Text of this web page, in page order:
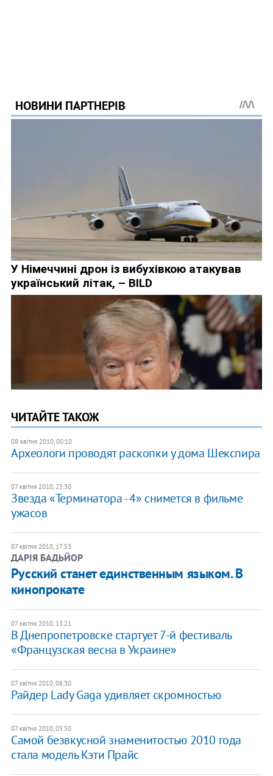
ЧИТАЙТЕ ТАКОЖ
08 квітня 2010, 00:10
Археологи проводят раскопки у дома Шекспира
07 квітня 2010, 23:30
Звезда «Терминатора - 4» снимется в фильме
ужасов
07 квітня 2010, 17:53
ДАРІЯ БАДЬЙОР
Русский станет единственным языком. В
кинопрокате
07 квітня 2010, 13:21
В Днепропетровске стартует 7-й фестиваль
«Французская весна в Украине»
07 квітня 2010, 06:30
Райдер Lady Gaga удивляет скромностью
07 квітня 2010, 05:50
Самой безвкусной знаменитостью 2010 года
стала модель Кэти Прайс